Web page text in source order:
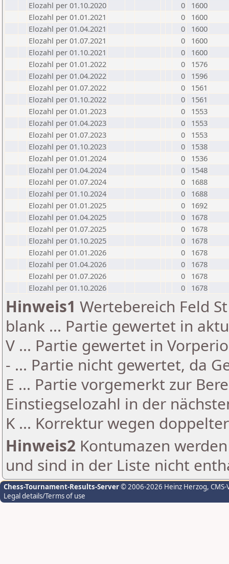
Elozahl per 01.10.2020
0
1600
Elozahl per 01.01.2021
0
1600
Elozahl per 01.04.2021
0
1600
Elozahl per 01.07.2021
0
1600
Elozahl per 01.10.2021
0
1600
Elozahl per 01.01.2022
0
1576
Elozahl per 01.04.2022
0
1596
Elozahl per 01.07.2022
0
1561
Elozahl per 01.10.2022
0
1561
Elozahl per 01.01.2023
0
1553
Elozahl per 01.04.2023
0
1553
Elozahl per 01.07.2023
0
1553
Elozahl per 01.10.2023
0
1538
Elozahl per 01.01.2024
0
1536
Elozahl per 01.04.2024
0
1548
Elozahl per 01.07.2024
0
1688
Elozahl per 01.10.2024
0
1688
Elozahl per 01.01.2025
0
1692
Elozahl per 01.04.2025
0
1678
Elozahl per 01.07.2025
0
1678
Elozahl per 01.10.2025
0
1678
Elozahl per 01.01.2026
0
1678
Elozahl per 01.04.2026
0
1678
Elozahl per 01.07.2026
0
1678
Elozahl per 01.10.2026
0 1678
Hinweis1 Wertebereich Feld
blank ... Partie gewertet in
V ... Partie gewertet in
- ... Partie nicht gewertet, da
E ... Partie vorgemerkt zur
Einstiegselozahl in der
K ... Korrektur wegen
Hinweis2 Kontumazen
und sind in der Liste nicht
Chess-Tournament-Results-Server© 2006-2026 Heinz Herzog,
Legal details/Terms of use